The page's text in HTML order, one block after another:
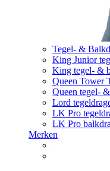
Tegel- &
King Junior
King tegel- &
Queen Tower
Queen tegel-
Lord
LK Pro
LK Pro
Merken